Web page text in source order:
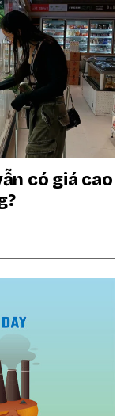
có giá cao